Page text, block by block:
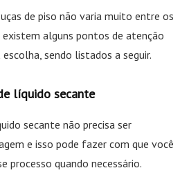
de piso não varia muito entre os
alguns pontos de atenção
sendo listados a seguir.
líquido secante
secante não precisa ser
e isso pode fazer com que você
processo quando necessário.